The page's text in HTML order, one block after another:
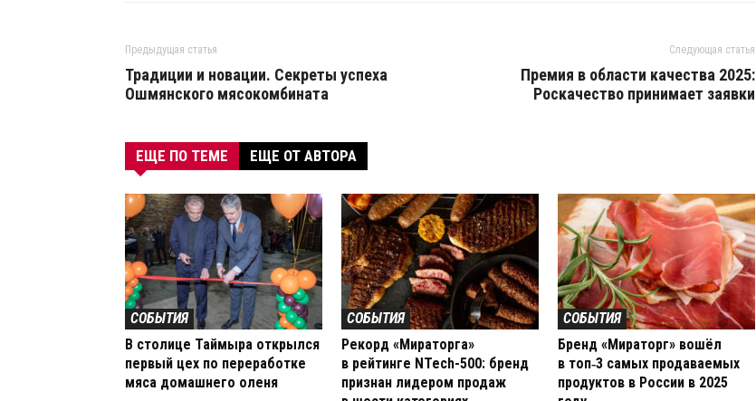
Предыдущая статья
Традиции и новации. Секреты успеха
Ошмянского мясокомбината
Следующая статья
Премия в области качества 2025:
Роскачество принимает заявки
ЕЩЕ ПО ТЕМЕ ЕЩЕ ОТ АВТОРА
СОБЫТИЯ
В столице Таймыра открылся
первый цех по переработке
мяса домашнего оленя
СОБЫТИЯ
Рекорд «Мираторга»
в рейтинге NTech-500: бренд
признан лидером продаж
СОБЫТИЯ
Бренд «Мираторг» вошёл
в топ‑3 самых продаваемых
продуктов в России в 2025